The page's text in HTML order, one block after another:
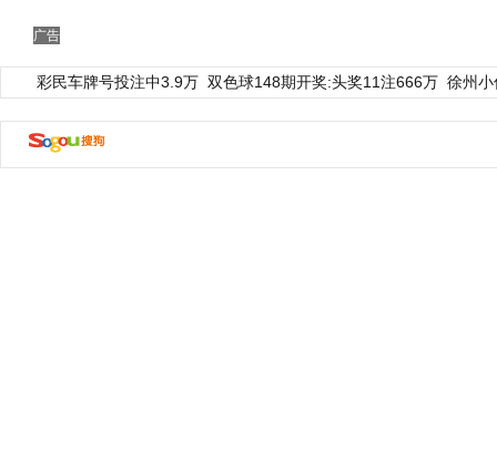
广告
彩民车牌号投注中3.9万 双色球148期开奖:头奖11注666万 徐州